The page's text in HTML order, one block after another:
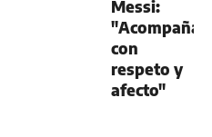
Messi:
con
respeto y
afecto"